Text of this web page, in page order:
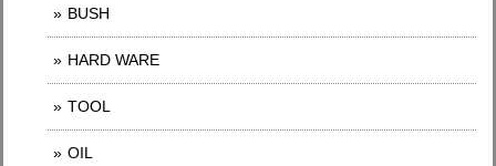
BUSH
HARD WARE
TOOL
OIL